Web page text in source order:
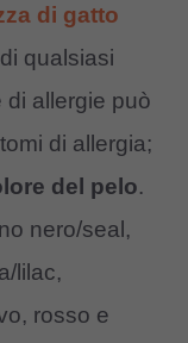
di gatto
di qualsiasi
di allergie può
di allergia;
del pelo.
nero/seal,
lilac,
rosso e